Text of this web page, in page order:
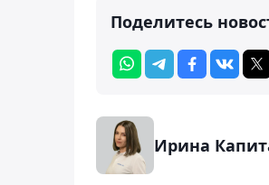
Поделитесь
Ирина